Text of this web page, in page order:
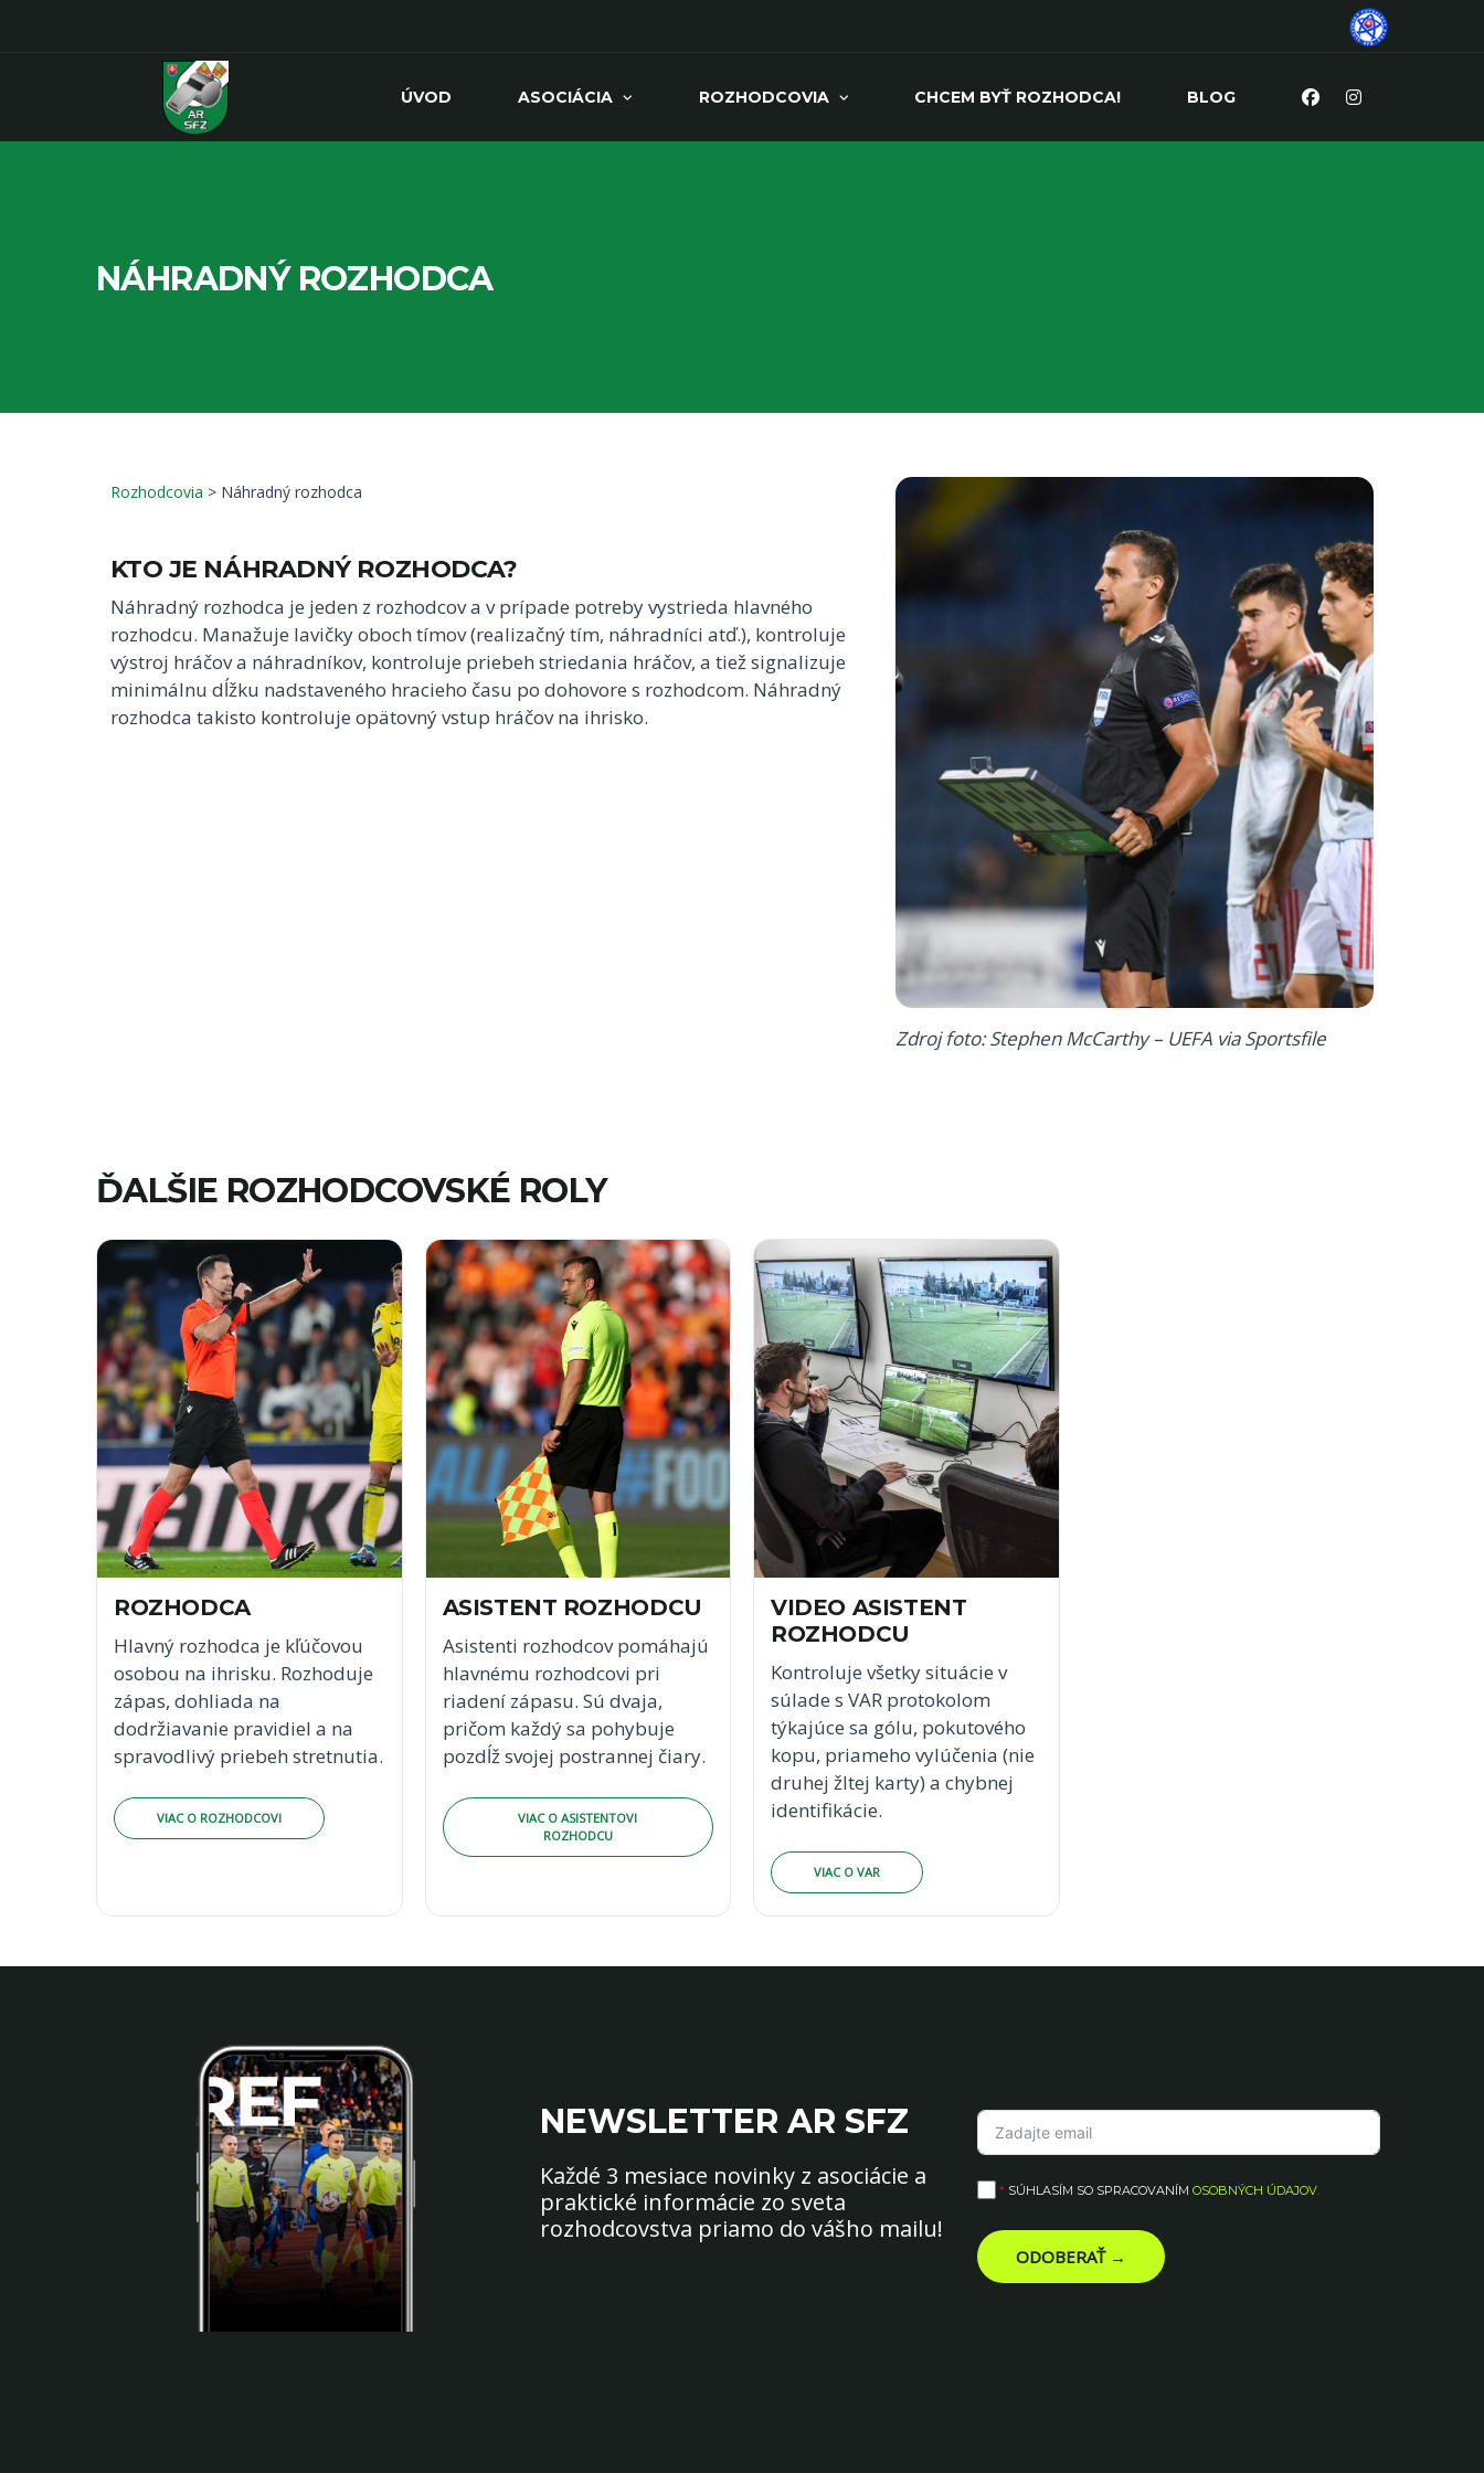
ÚVOD ASOCIÁCIA ROZHODCOVIA CHCEM BYŤ ROZHODCA! BLOG
NÁHRADNÝ ROZHODCA
Rozhodcovia > Náhradný rozhodca
KTO JE NÁHRADNÝ ROZHODCA?
Náhradný rozhodca je jeden z rozhodcov a v prípade potreby vystrieda hlavného
rozhodcu. Manažuje lavičky oboch tímov (realizačný tím, náhradníci atď.), kontroluje
výstroj hráčov a náhradníkov, kontroluje priebeh striedania hráčov, a tiež signalizuje
minimálnu dĺžku nadstaveného hracieho času po dohovore s rozhodcom. Náhradný
rozhodca takisto kontroluje opätovný vstup hráčov na ihrisko.
Zdroj foto: Stephen McCarthy – UEFA via Sportsfile
ĎALŠIE ROZHODCOVSKÉ ROLY
ROZHODCA
Hlavný rozhodca je kľúčovou
osobou na ihrisku. Rozhoduje
zápas, dohliada na
dodržiavanie pravidiel a na
spravodlivý priebeh stretnutia.
VIAC O ROZHODCOVI
ASISTENT ROZHODCU
Asistenti rozhodcov pomáhajú
hlavnému rozhodcovi pri
riadení zápasu. Sú dvaja,
pričom každý sa pohybuje
pozdĺž svojej postrannej čiary.
VIAC O ASISTENTOVI
ROZHODCU
VIDEO ASISTENT
ROZHODCU
Kontroluje všetky situácie v
súlade s VAR protokolom
týkajúce sa gólu, pokutového
kopu, priameho vylúčenia (nie
druhej žltej karty) a chybnej
identifikácie.
VIAC O VAR
NEWSLETTER AR SFZ
Každé 3 mesiace novinky z asociácie a
praktické informácie zo sveta
rozhodcovstva priamo do vášho mailu!
* SÚHLASÍM SO SPRACOVANÍM OSOBNÝCH ÚDAJOV.
ODOBERAŤ →